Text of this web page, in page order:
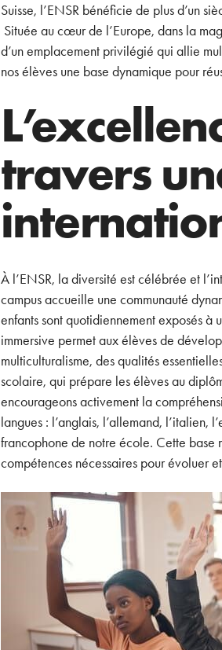
Suisse, l’ENSR bénéficie de plus d’un
Située au cœur de l’Europe, dans la
d’un emplacement privilégié qui allie
nos élèves une base dynamique pour
travers
À l’ENSR, la diversité est célébrée et
campus accueille une communauté
enfants sont quotidiennement exposés
immersive permet aux élèves de
multiculturalisme, des qualités
scolaire, qui prépare les élèves au
encourageons activement la
langues : l’anglais, l’allemand, l’italien,
francophone de notre école. Cette
compétences nécessaires pour évoluer